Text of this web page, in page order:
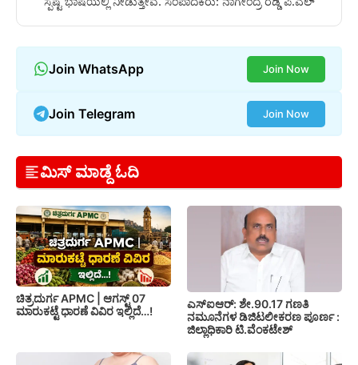
Join WhatsApp Join Now
Join Telegram Join Now
ಮಿಸ್ ಮಾಡ್ದೆ ಓದಿ
ಚಿತ್ರದುರ್ಗ APMC | ಆಗಸ್ಟ್ 07
ಮಾರುಕಟ್ಟೆ ಧಾರಣೆ ವಿವಿರ ಇಲ್ಲಿದೆ…!
ಎಸ್‍ಐಆರ್: ಶೇ.90.17 ಗಣತಿ
ನಮೂನೆಗಳ ಡಿಜಿಟಲೀಕರಣ ಪೂರ್ಣ :
ಜಿಲ್ಲಾಧಿಕಾರಿ ಟಿ.ವೆಂಕಟೇಶ್